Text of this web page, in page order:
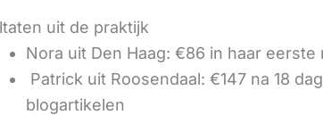
uit de praktijk
Nora uit Den Haag: €86 in haar eerste
Patrick uit Roosendaal: €147 na 18
blogartikelen